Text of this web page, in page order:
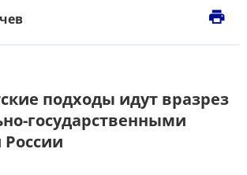
print
подходы идут вразрез
государственными